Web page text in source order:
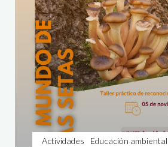
Actividades Educación ambiental